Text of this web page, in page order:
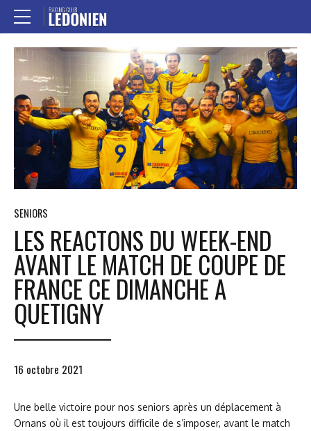
SENIORS
LES REACTONS DU WEEK-END
AVANT LE MATCH DE COUPE DE
FRANCE CE DIMANCHE A
QUETIGNY
16 octobre 2021
Une belle victoire pour nos seniors après un déplacement à
Ornans où il est toujours difficile de s’imposer, avant le match